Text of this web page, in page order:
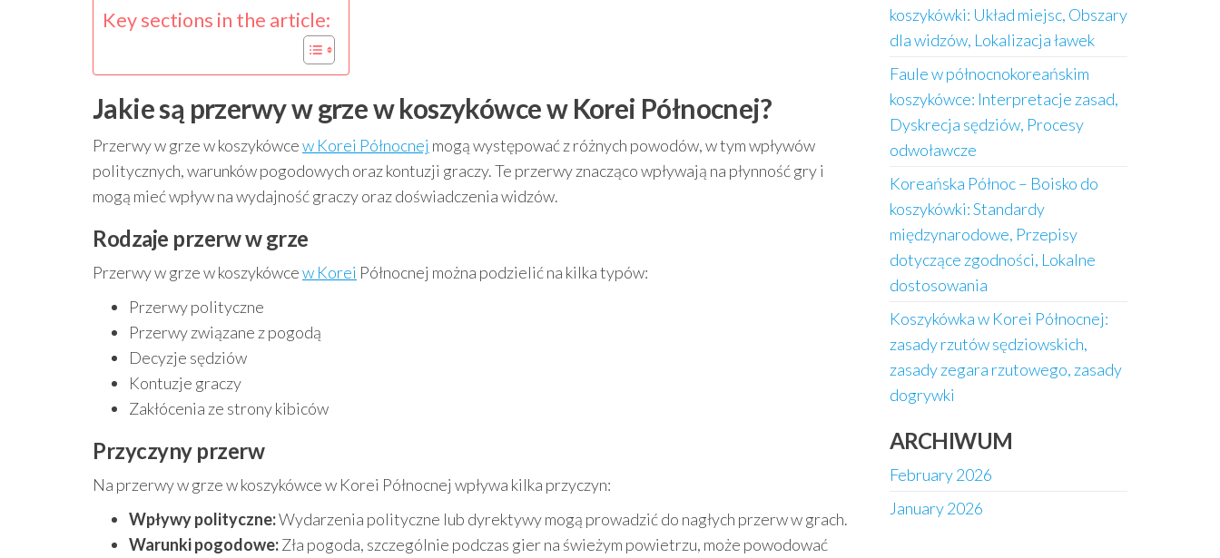
Key sections in the article:
Jakie są przerwy w grze w koszykówce w Korei Północnej?
Przerwy w grze w koszykówcew Korei Północnej mogą występować z różnych powodów, w tym wpływów
politycznych, warunków pogodowych oraz kontuzji graczy. Te przerwy znacząco wpływają na płynność gry i
mogą mieć wpływ na wydajność graczy oraz doświadczenia widzów.
Rodzaje przerw w grze
Przerwy w grze w koszykówcew Korei Północnej można podzielić na kilka typów:
Przerwy polityczne
Przerwy związane z pogodą
Decyzje sędziów
Kontuzje graczy
Zakłócenia ze strony kibiców
Przyczyny przerw
Na przerwy w grze w koszykówce w Korei Północnej wpływa kilka przyczyn:
Wpływy polityczne:Wydarzenia polityczne lub dyrektywy mogą prowadzić do nagłych przerw w grach.
Warunki pogodowe:Zła pogoda, szczególnie podczas gier na świeżym powietrzu, może powodować
koszykówki: Układ miejsc, Obszary
dla widzów, Lokalizacja ławek
Faule w północnokoreańskim
koszykówce: Interpretacje zasad,
Dyskrecja sędziów, Procesy
odwoławcze
Koreańska Północ – Boisko do
koszykówki: Standardy
międzynarodowe, Przepisy
dotyczące zgodności, Lokalne
dostosowania
Koszykówka w Korei Północnej:
zasady rzutów sędziowskich,
zasady zegara rzutowego, zasady
dogrywki
ARCHIWUM
February 2026
January 2026